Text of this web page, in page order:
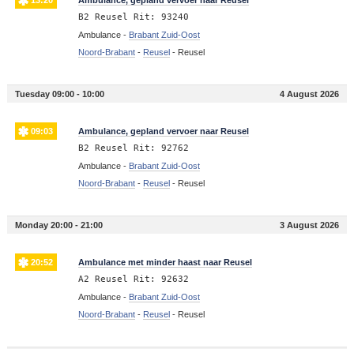
B2 Reusel Rit: 93240
Ambulance - Brabant Zuid-Oost
Noord-Brabant- Reusel - Reusel
Tuesday 09:00 - 10:00 4 August 2026
09:03 Ambulance, gepland vervoer naar Reusel
B2 Reusel Rit: 92762
Ambulance - Brabant Zuid-Oost
Noord-Brabant- Reusel - Reusel
Monday 20:00 - 21:00 3 August 2026
20:52 Ambulance met minder haast naar Reusel
A2 Reusel Rit: 92632
Ambulance - Brabant Zuid-Oost
Noord-Brabant- Reusel - Reusel